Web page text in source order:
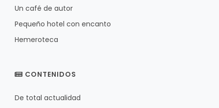
Un café de autor
Pequeño hotel con encanto
Hemeroteca
CONTENIDOS
De total actualidad